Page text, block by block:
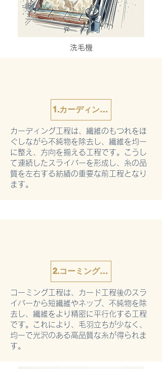
洗毛機
1.カーディング工程
カーディング工程は、繊維のもつれをほ
ぐしながら不純物を除去し、繊維を均一
に整え、方向を揃える工程です。こうし
て連続したスライバーを形成し、糸の品
質を左右する紡績の重要な前工程となり
ます。
2.コーミング工程
コーミング工程は、カード工程後のスラ
イバーから短繊維やネップ、不純物を除
去し、繊維をより精密に平行化する工程
です。これにより、毛羽立ちが少なく、
均一で光沢のある高品質な糸が得られま
す。